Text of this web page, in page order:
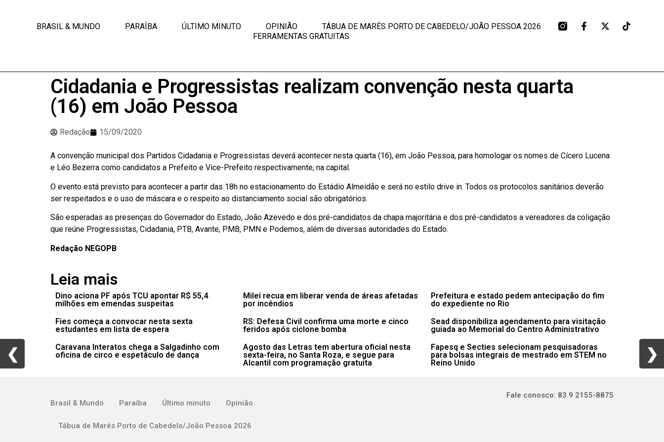
BRASIL & MUNDO PARAÍBA ÚLTIMO MINUTO OPINIÃO
TÁBUA DE MARÉS PORTO DE CABEDELO/JOÃO PESSOA 2026
FERRAMENTAS GRATUITAS
Cidadania e Progressistas realizam convenção nesta quarta
(16) em João Pessoa
Redação 15/09/2020
A convenção municipal dos Partidos Cidadania e Progressistas deverá acontecer nesta quarta (16), em João Pessoa, para homologar os nomes de Cícero Lucena
e Léo Bezerra como candidatos a Prefeito e Vice-Prefeito respectivamente, na capital.
O evento está previsto para acontecer a partir das 18h no estacionamento do Estádio Almeidão e será no estilo drive in. Todos os protocolos sanitários deverão
ser respeitados e o uso de máscara e o respeito ao distanciamento social são obrigatórios.
São esperadas as presenças do Governador do Estado, João Azevedo e dos pré-candidatos da chapa majoritária e dos pré-candidatos a vereadores da coligação
que reúne Progressistas, Cidadania, PTB, Avante, PMB, PMN e Podemos, além de diversas autoridades do Estado.
Redação NEGOPB
Leia mais
Dino aciona PF após TCU apontar R$ 55,4
milhões em emendas suspeitas
Milei recua em liberar venda de áreas afetadas
por incêndios
Prefeitura e estado pedem antecipação do fim
do expediente no Rio
Fies começa a convocar nesta sexta
estudantes em lista de espera
RS: Defesa Civil confirma uma morte e cinco
feridos após ciclone bomba
Sead disponibiliza agendamento para visitação
guiada ao Memorial do Centro Administrativo
Caravana Interatos chega a Salgadinho com
oficina de circo e espetáculo de dança
Agosto das Letras tem abertura oficial nesta
sexta-feira, no Santa Roza, e segue para
Alcantil com programação gratuita
Fapesq e Secties selecionam pesquisadoras
para bolsas integrais de mestrado em STEM no
Reino Unido
Brasil & Mundo Paraíba Último minuto Opinião
Tábua de Marés Porto de Cabedelo/João Pessoa 2026
Fale conosco: 83 9 2155-8875
❮ ❯
❮ ❯